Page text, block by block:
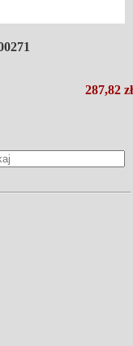
287,82 zł